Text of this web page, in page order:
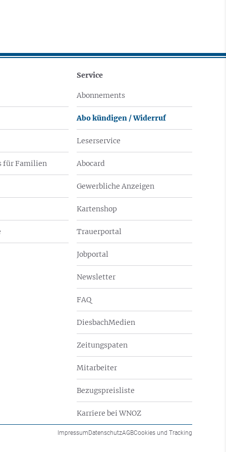
für Familien
Service
Abonnements
Abo kündigen / Widerruf
Leserservice
Abocard
Gewerbliche Anzeigen
Kartenshop
Trauerportal
Jobportal
Newsletter
FAQ
DiesbachMedien
Zeitungspaten
Mitarbeiter
Bezugspreisliste
Karriere bei WNOZ
ImpressumDatenschutzAGBCookies und Tracking